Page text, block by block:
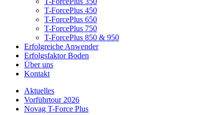
T-ForcePlus 450
T-ForcePlus 650
T-ForcePlus 750
T-ForcePlus 850 & 950
Erfolgreiche Anwender
Erfolgsfaktor Boden
Über uns
Kontakt
Aktuelles
Vorführtour 2026
Novag T-Force Plus